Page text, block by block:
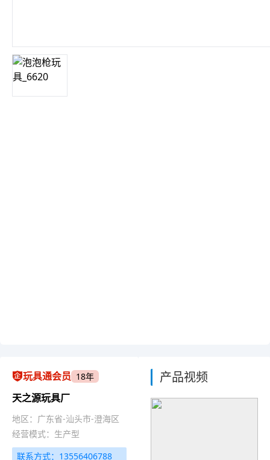
玩具通会员 18年
天之源玩具厂
地区：广东省-汕头市-澄海区
经营模式：生产型
联系方式：13556406788
产品视频